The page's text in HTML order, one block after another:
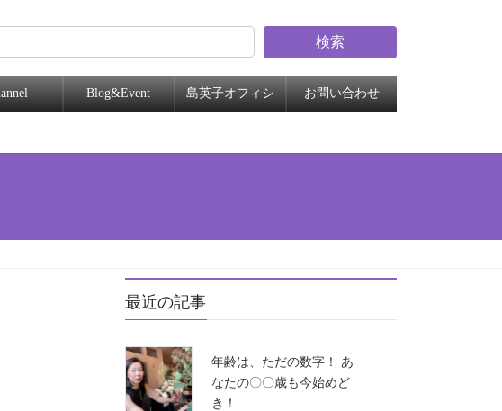
検索
Blog&Event 島英子オフィシ お問い合わせ
最近の記事
年齢は、ただの数字！ あ
なたの〇〇歳も今始めど
き！